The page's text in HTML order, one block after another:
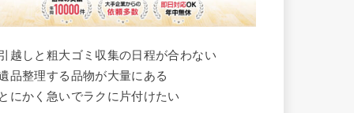
越しと粗大ゴミ収集の日程が合わない
品整理する品物が大量にある
にかく急いでラクに片付けたい